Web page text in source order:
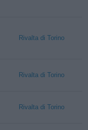
Rivalta di Torino
Rivalta di Torino
Rivalta di Torino